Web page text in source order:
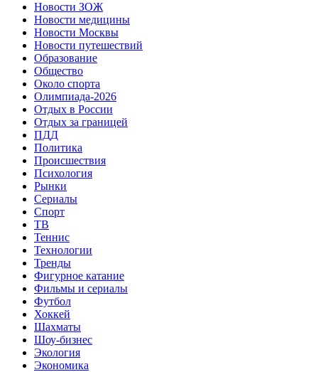
Новости ЗОЖ
Новости медицины
Новости Москвы
Новости путешествий
Образование
Общество
Около спорта
Олимпиада-2026
Отдых в России
Отдых за границей
ПДД
Политика
Происшествия
Психология
Рынки
Сериалы
Спорт
ТВ
Теннис
Технологии
Тренды
Фигурное катание
Фильмы и сериалы
Футбол
Хоккей
Шахматы
Шоу-бизнес
Экология
Экономика